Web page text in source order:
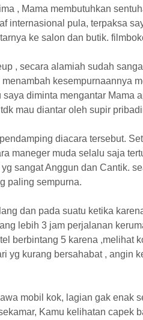
, Mama membutuhkan
internasional pula, terpaksa
ke salon dan butik.
, secara alamiah sudah
kesempurnaannya
diminta mengantar Mama
mau diantar oleh supir
diacara tersebut.
maneger muda selalu saja
sangat Anggun dan Cantik.
paling sempurna.
dan pada suatu ketika
lebih 3 jam perjalanan
berbintang 5 karena ,melihat
yg kurang bersahabat , angin
mobil kok, lagian gak enak
Kamu kelihatan capek